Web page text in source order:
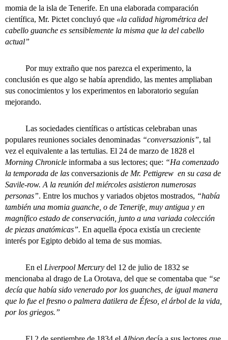
momia de la isla de Tenerife. En una elaborada comparación
científica, Mr. Pictet concluyó que «la calidad higrométrica del
cabello guanche es sensiblemente la misma que la del cabello
actual”
Por muy extraño que nos parezca el experimento, la
conclusión es que algo se había aprendido, las mentes ampliaban
sus conocimientos y los experimentos en laboratorio seguían
mejorando.
Las sociedades científicas o artísticas celebraban unas
populares reuniones sociales denominadas “conversazionis”, tal
vez el equivalente a las tertulias. El 24 de marzo de 1828 el
Morning Chronicle informaba a sus lectores; que: “Ha comenzado
la temporada de las conversazionis de Mr. Pettigrew en su casa de
Savile-row. A la reunión del miércoles asistieron numerosas
personas”. Entre los muchos y variados objetos mostrados, “había
también una momia guanche, o de Tenerife, muy antigua y en
magnífico estado de conservación, junto a una variada colección
de piezas anatómicas”. En aquella época existía un creciente
interés por Egipto debido al tema de sus momias.
En el Liverpool Mercury del 12 de julio de 1832 se
mencionaba al drago de La Orotava, del que se comentaba que “se
decía que había sido venerado por los guanches, de igual manera
que lo fue el fresno o palmera datilera de Éfeso, el árbol de la vida,
por los griegos.”